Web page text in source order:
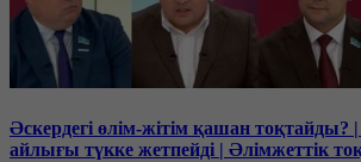
Әскердегі өлім-жітім қашан тоқтайды?
айлығы түкке жетпейді | Әлімжеттік